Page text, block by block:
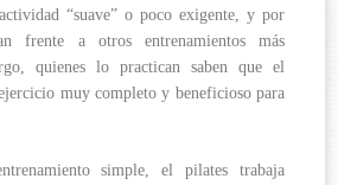
“suave” o poco exigente, y por
frente a otros entrenamientos más
quienes lo practican saben que el
muy completo y beneficioso para
simple, el pilates trabaja